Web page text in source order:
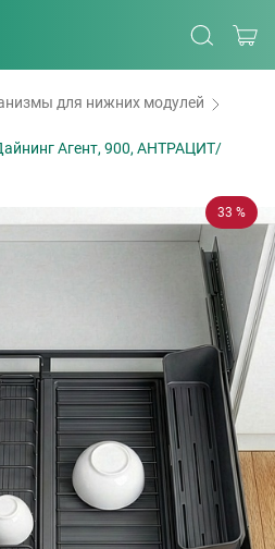
для нижних модулей
Агент, 900, АНТРАЦИТ/
33 %